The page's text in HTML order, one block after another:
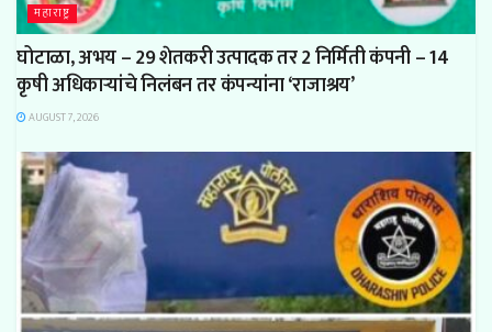
महाराष्ट्र
घोटाळा, अभय – 29 शेतकरी उत्पादक तर 2 निर्मिती कंपनी – 14
कृषी अधिकाऱ्यांचे निलंबन तर कंपन्यांना ‘राजाश्रय’
AUGUST 7, 2026